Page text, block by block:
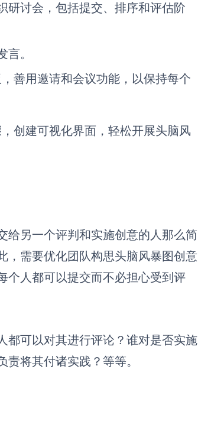
研讨会，包括提交、排序和评估阶
。
善用邀请和会议功能，以保持每个
创建可视化界面，轻松开展头脑风
给另一个评判和实施创意的人那么简
，需要优化团队构思头脑风暴图创意
个人都可以提交而不必担心受到评
都可以对其进行评论？谁对是否实施
将其付诸实践？等等。